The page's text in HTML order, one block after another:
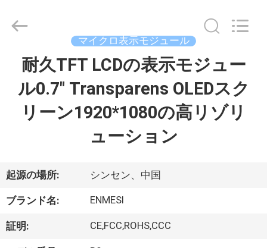
ク
ト
私
Copyright
Shenzhen
Intelligence
Technology
マイクロ表示モジュール
耐久TFT LCDの表示モジュー
ル0.7" Transparens OLEDスク
リーン1920*1080の高リゾリ
ューション
起源の場所: シンセン、中国
ブランド名: ENMESI
証明: CE,FCC,ROHS,CCC